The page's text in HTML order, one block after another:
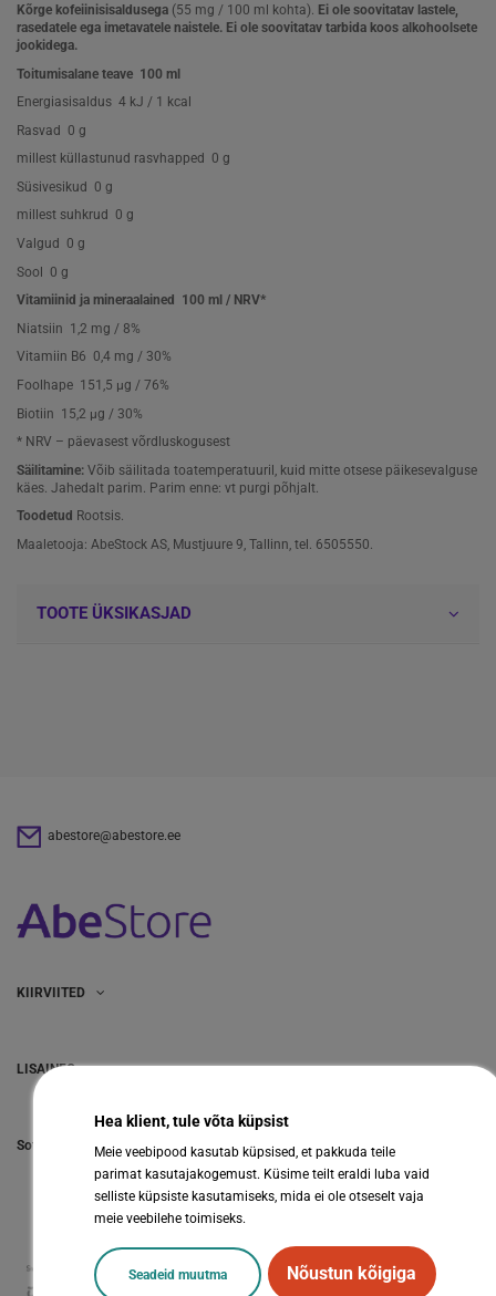
Kõrge kofeiinisisaldusega (55 mg / 100 ml kohta). Ei ole soovitatav lastele,
rasedatele ega imetavatele naistele. Ei ole soovitatav tarbida koos alkohoolsete
jookidega.
Toitumisalane teave 100 ml
Energiasisaldus 4 kJ / 1 kcal
Rasvad 0 g
millest küllastunud rasvhapped 0 g
Süsivesikud 0 g
millest suhkrud 0 g
Valgud 0 g
Sool 0 g
Vitamiinid ja mineraalained
100 ml / NRV*
Niatsiin 1,2 mg / 8%
Vitamiin B6 0,4 mg / 30%
Foolhape 151,5 μg / 76%
Biotiin 15,2 μg / 30%
* NRV – päevasest võrdluskogusest
Säilitamine: Võib säilitada toatemperatuuril, kuid mitte otsese päikesevalguse
käes. Jahedalt parim. Parim enne: vt purgi põhjalt.
Toodetud Rootsis.
Maaletooja: AbeStock AS, Mustjuure 9, Tallinn, tel. 6505550.
TOOTE ÜKSIKASJAD
abestore@abestore.ee
KIIRVIITED
LISAINFO
Hea klient, tule võta küpsist
Meie veebipood kasutab küpsised, et pakkuda teile
parimat kasutajakogemust. Küsime teilt eraldi luba vaid
selliste küpsiste kasutamiseks, mida ei ole otseselt vaja
meie veebilehe toimiseks.
Seadeid muutma Nõustun kõigiga
Sotsiaalmeedia